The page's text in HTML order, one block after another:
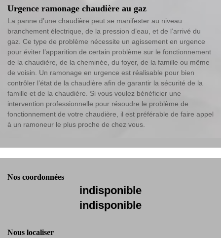
Urgence ramonage chaudière au gaz
La panne d’une chaudière peut se manifester au niveau
branchement électrique, de la pression d’eau, et de l’arrivé du
gaz. Ce type de problème nécessite un agissement en urgence
pour éviter l’apparition de certain problème sur le fonctionnement
de la chaudière, de la cheminée, du foyer, de la famille ou même
de voisin. Un ramonage en urgence est réalisable pour bien
contrôler l’état de la chaudière afin de garantir la sécurité de la
famille et de la chaudière. Si vous voulez bénéficier une
intervention professionnelle pour résoudre le problème de
fonctionnement de votre chaudière, il est préférable de faire appel
à un ramoneur le plus proche de chez vous.
Nos coordonnées
indisponible
indisponible
Nous localiser